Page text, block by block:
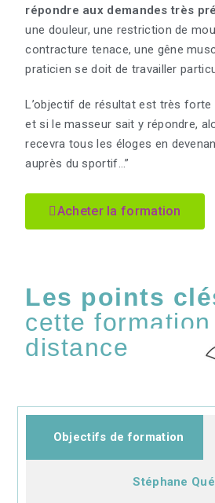
répondre aux demandes très
une douleur, une restriction de
contracture tenace, une gêne
praticien se doit de travailler
L’objectif de résultat est très
et si le masseur sait y répondre,
recevra tous les éloges en
auprès du sportif…”
Acheter la formation
Les points
cette formation
distance
Objectifs de formation
Stéphane